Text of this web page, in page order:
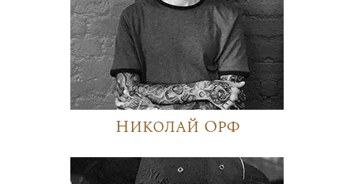
Николай Орф